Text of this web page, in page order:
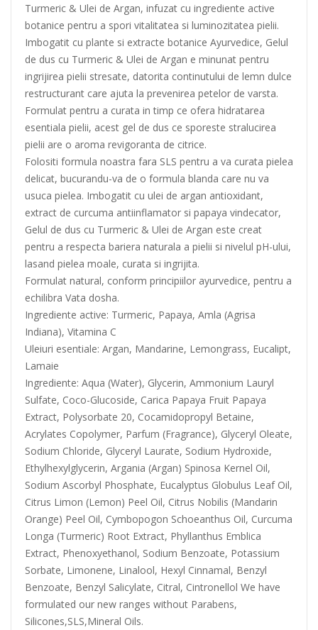
Turmeric & Ulei de Argan, infuzat cu ingrediente active
botanice pentru a spori vitalitatea si luminozitatea pielii.
Imbogatit cu plante si extracte botanice Ayurvedice, Gelul
de dus cu Turmeric & Ulei de Argan e minunat pentru
ingrijirea pielii stresate, datorita continutului de lemn dulce
restructurant care ajuta la prevenirea petelor de varsta.
Formulat pentru a curata in timp ce ofera hidratarea
esentiala pielii, acest gel de dus ce sporeste stralucirea
pielii are o aroma revigoranta de citrice.
Folositi formula noastra fara SLS pentru a va curata pielea
delicat, bucurandu-va de o formula blanda care nu va
usuca pielea. Imbogatit cu ulei de argan antioxidant,
extract de curcuma antiinflamator si papaya vindecator,
Gelul de dus cu Turmeric & Ulei de Argan este creat
pentru a respecta bariera naturala a pielii si nivelul pH-ului,
lasand pielea moale, curata si ingrijita.
Formulat natural, conform principiilor ayurvedice, pentru a
echilibra Vata dosha.
Ingrediente active: Turmeric, Papaya, Amla (Agrisa
Indiana), Vitamina C
Uleiuri esentiale: Argan, Mandarine, Lemongrass, Eucalipt,
Lamaie
Ingrediente: Aqua (Water), Glycerin, Ammonium Lauryl
Sulfate, Coco-Glucoside, Carica Papaya Fruit Papaya
Extract, Polysorbate 20, Cocamidopropyl Betaine,
Acrylates Copolymer, Parfum (Fragrance), Glyceryl Oleate,
Sodium Chloride, Glyceryl Laurate, Sodium Hydroxide,
Ethylhexylglycerin, Argania (Argan) Spinosa Kernel Oil,
Sodium Ascorbyl Phosphate, Eucalyptus Globulus Leaf Oil,
Citrus Limon (Lemon) Peel Oil, Citrus Nobilis (Mandarin
Orange) Peel Oil, Cymbopogon Schoeanthus Oil, Curcuma
Longa (Turmeric) Root Extract, Phyllanthus Emblica
Extract, Phenoxyethanol, Sodium Benzoate, Potassium
Sorbate, Limonene, Linalool, Hexyl Cinnamal, Benzyl
Benzoate, Benzyl Salicylate, Citral, Cintronellol We have
formulated our new ranges without Parabens,
Silicones,SLS,Mineral Oils.